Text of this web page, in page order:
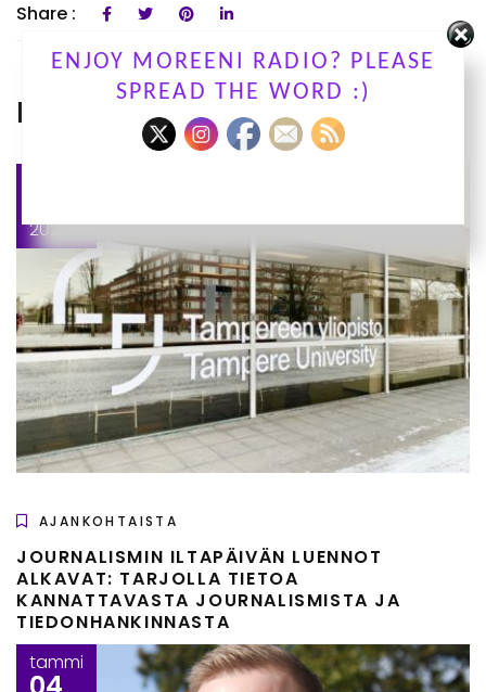
Share :
RELATED POSTS
2025
AJANKOHTAISTA
JOURNALISMIN ILTAPÄIVÄN LUENNOT
ALKAVAT: TARJOLLA TIETOA
KANNATTAVASTA JOURNALISMISTA JA
TIEDONHANKINNASTA
tammi
ENJOY MOREENI RADIO? PLEASE
SPREAD THE WORD :)